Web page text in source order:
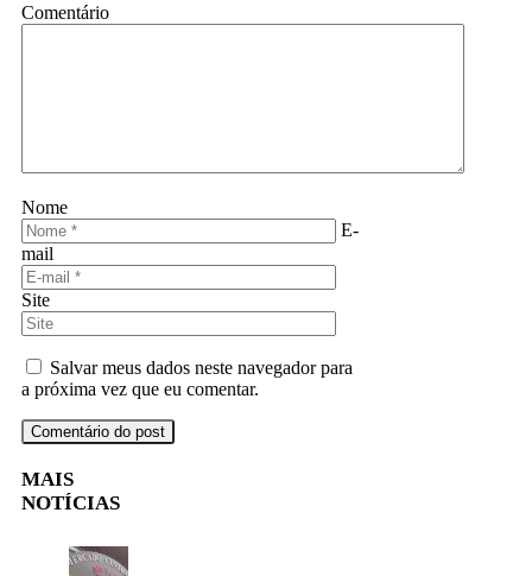
Comentário
Nome
E-
mail
Site
Salvar meus dados neste navegador para
a próxima vez que eu comentar.
MAIS
NOTÍCIAS